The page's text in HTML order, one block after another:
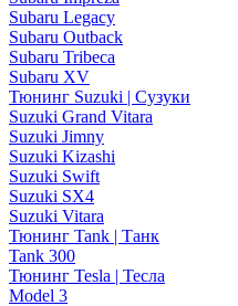
Subaru Legacy
Subaru Outback
Subaru Tribeca
Subaru XV
Тюнинг Suzuki | Сузуки
Suzuki Grand Vitara
Suzuki Jimny
Suzuki Kizashi
Suzuki Swift
Suzuki SX4
Suzuki Vitara
Тюнинг Tank | Танк
Tank 300
Тюнинг Tesla | Тесла
Model 3